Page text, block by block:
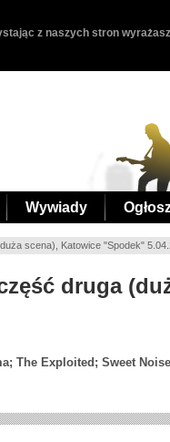
z naszych stron
Wywiady
scena), Katowice "Spodek"
druga
The Exploited; Sweet